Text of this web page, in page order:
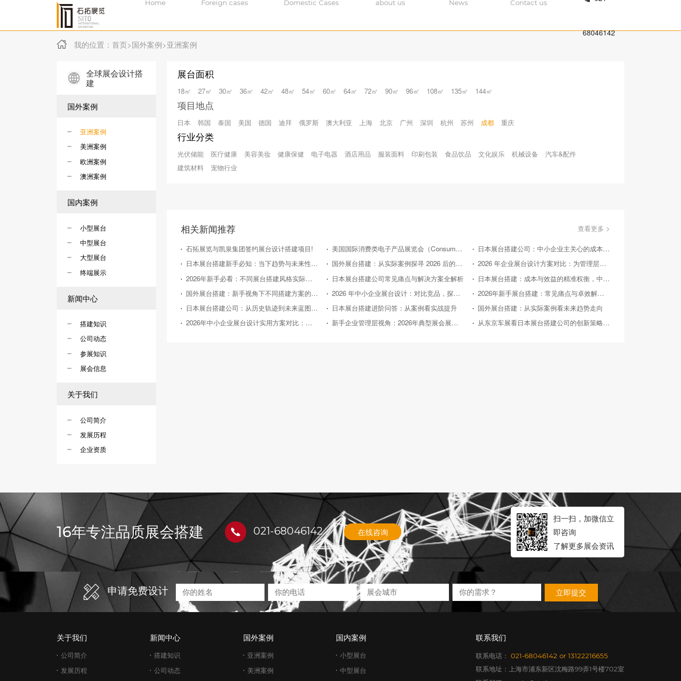
Home Foreign cases Domestic Cases about us News Contact us
68046142
我的位置： 首页>国外案例>亚洲案例
全球展会设计搭
建
国外案例
亚洲案例
美洲案例
欧洲案例
澳洲案例
国内案例
小型展台
中型展台
大型展台
终端展示
新闻中心
搭建知识
公司动态
参展知识
展会信息
关于我们
公司简介
发展历程
企业资质
展台面积
18㎡ 27㎡ 30㎡ 36㎡ 42㎡ 48㎡ 54㎡ 60㎡ 64㎡ 72㎡ 90㎡ 96㎡ 108㎡ 135㎡ 144㎡
项目地点
日本 韩国 泰国 美国 德国 迪拜 俄罗斯 澳大利亚 上海 北京 广州 深圳 杭州 苏州 成都 重庆
行业分类
光伏储能 医疗健康 美容美妆 健康保健 电子电器 酒店用品 服装面料 印刷包装 食品饮品 文化娱乐 机械设备
汽车&配件
建筑材料
宠物行业
相关新闻推荐 查看更多 >
石拓展览与凯泉集团签约展台设计搭建项目! 美国国际消费类电子产品展览会（Consumer Electronics Show，简称CES）
日本展台搭建公司：中小企业主关心的成本效益问答
日本展台搭建新手必知：当下趋势与未来性价比走向
国外展台搭建：从实际案例探寻 2026 后的趋势方向
2026 年企业展台设计方案对比：为管理层提供精准决策参考
2026年新手必看：不同展台搭建风格实际效果对比评测
日本展台搭建公司常见痛点与解决方案全解析
日本展台搭建：成本与效益的精准权衡，中小企业的投资指南
国外展台搭建：新手视角下不同搭建方案的性价比对比
2026 年中小企业展台设计：对比竞品，探寻高性价比之路
2026年新手展台搭建：常见痛点与卓效解决方案
日本展台搭建公司：从历史轨迹到未来蓝图的深度剖析
日本展台搭建进阶问答：从案例看实战提升
国外展台搭建：从实际案例看未来趋势走向
2026年中小企业展台设计实用方案对比：助力性价比之选
新手企业管理层视角：2026年典型展会展台搭建案例深度剖析 从东京车展看日本展台搭建公司的创新策略与实践
16年专注品质展会搭建 021-68046142 在线咨询
扫一扫，加微信立
即咨询
了解更多展会资讯
申请免费设计 立即提交
关于我们
公司简介
发展历程
新闻中心
搭建知识
公司动态
国外案例
亚洲案例
美洲案例
国内案例
小型展台
中型展台
联系我们
联系电话： 021-68046142 or 13122216655
联系地址：上海市浦东新区沈梅路99弄1号楼702室